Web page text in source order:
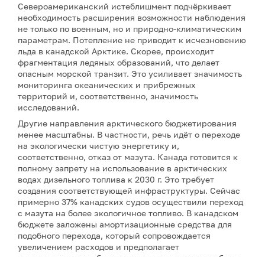
Североамериканский истеблишмент подчёркивает
необходимость расширения возможности наблюдения
не только по военным, но и природно-климатическим
параметрам. Потепление не приводит к исчезновению
льда в канадской Арктике. Скорее, происходит
фрагментация ледяных образований, что делает
опасным морской транзит. Это усиливает значимость
мониторинга океанических и прибрежных
территорий и, соответственно, значимость
исследований.
Другие направления арктического бюджетирования
менее масштабны. В частности, речь идёт о переходе
на экологически чистую энергетику и,
соответственно, отказ от мазута. Канада готовится к
полному запрету на использование в арктических
водах дизельного топлива к 2030 г. Это требует
создания соответствующей инфраструктуры. Сейчас
примерно 37% канадских судов осуществили переход
с мазута на более экологичное топливо. В канадском
бюджете заложены амортизационные средства для
подобного перехода, который сопровождается
увеличением расходов и предполагает